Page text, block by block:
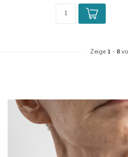
Zeige 1 - 8